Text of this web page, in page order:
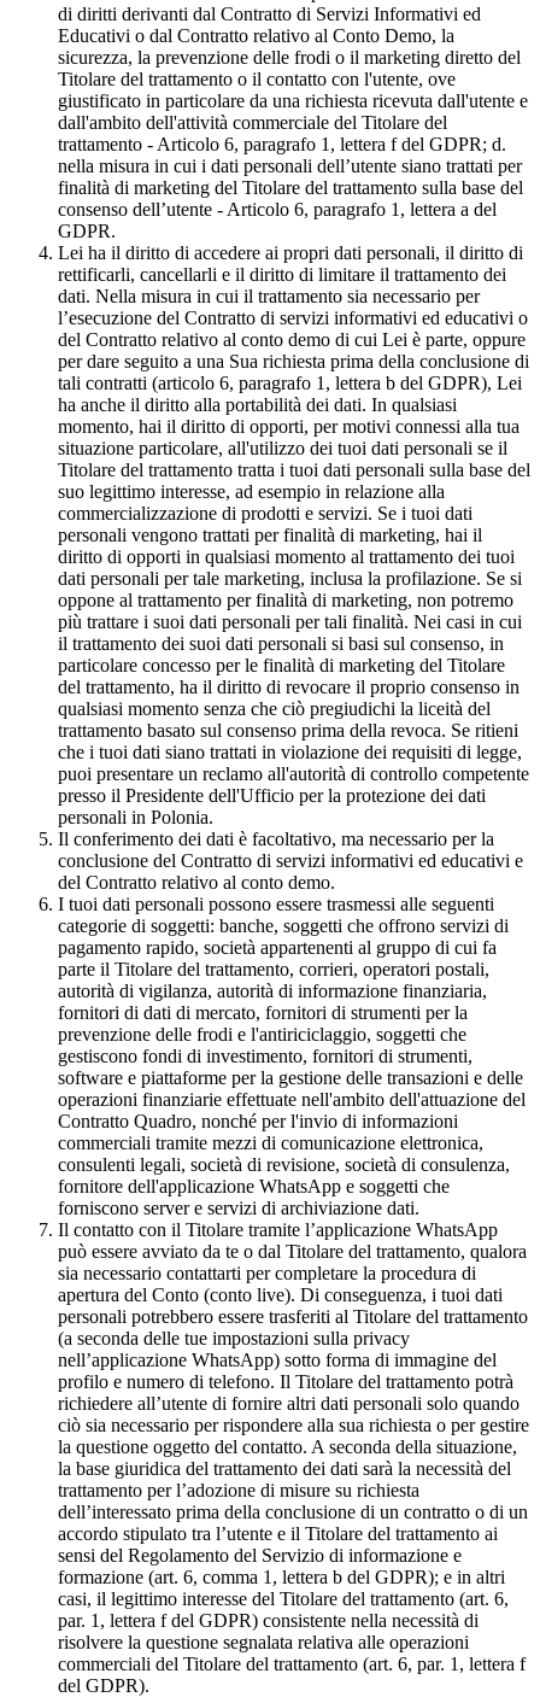
di diritti derivanti dal Contratto di Servizi Informativi ed
Educativi o dal Contratto relativo al Conto Demo, la
sicurezza, la prevenzione delle frodi o il marketing diretto del
Titolare del trattamento o il contatto con l'utente, ove
giustificato in particolare da una richiesta ricevuta dall'utente e
dall'ambito dell'attività commerciale del Titolare del
trattamento - Articolo 6, paragrafo 1, lettera f del GDPR; d.
nella misura in cui i dati personali dell’utente siano trattati per
finalità di marketing del Titolare del trattamento sulla base del
consenso dell’utente - Articolo 6, paragrafo 1, lettera a del
GDPR.
Lei ha il diritto di accedere ai propri dati personali, il diritto di
rettificarli, cancellarli e il diritto di limitare il trattamento dei
dati. Nella misura in cui il trattamento sia necessario per
l’esecuzione del Contratto di servizi informativi ed educativi o
del Contratto relativo al conto demo di cui Lei è parte, oppure
per dare seguito a una Sua richiesta prima della conclusione di
tali contratti (articolo 6, paragrafo 1, lettera b del GDPR), Lei
ha anche il diritto alla portabilità dei dati. In qualsiasi
momento, hai il diritto di opporti, per motivi connessi alla tua
situazione particolare, all'utilizzo dei tuoi dati personali se il
Titolare del trattamento tratta i tuoi dati personali sulla base del
suo legittimo interesse, ad esempio in relazione alla
commercializzazione di prodotti e servizi. Se i tuoi dati
personali vengono trattati per finalità di marketing, hai il
diritto di opporti in qualsiasi momento al trattamento dei tuoi
dati personali per tale marketing, inclusa la profilazione. Se si
oppone al trattamento per finalità di marketing, non potremo
più trattare i suoi dati personali per tali finalità. Nei casi in cui
il trattamento dei suoi dati personali si basi sul consenso, in
particolare concesso per le finalità di marketing del Titolare
del trattamento, ha il diritto di revocare il proprio consenso in
qualsiasi momento senza che ciò pregiudichi la liceità del
trattamento basato sul consenso prima della revoca. Se ritieni
che i tuoi dati siano trattati in violazione dei requisiti di legge,
puoi presentare un reclamo all'autorità di controllo competente
presso il Presidente dell'Ufficio per la protezione dei dati
personali in Polonia.
Il conferimento dei dati è facoltativo, ma necessario per la
conclusione del Contratto di servizi informativi ed educativi e
del Contratto relativo al conto demo.
I tuoi dati personali possono essere trasmessi alle seguenti
categorie di soggetti: banche, soggetti che offrono servizi di
pagamento rapido, società appartenenti al gruppo di cui fa
parte il Titolare del trattamento, corrieri, operatori postali,
autorità di vigilanza, autorità di informazione finanziaria,
fornitori di dati di mercato, fornitori di strumenti per la
prevenzione delle frodi e l'antiriciclaggio, soggetti che
gestiscono fondi di investimento, fornitori di strumenti,
software e piattaforme per la gestione delle transazioni e delle
operazioni finanziarie effettuate nell'ambito dell'attuazione del
Contratto Quadro, nonché per l'invio di informazioni
commerciali tramite mezzi di comunicazione elettronica,
consulenti legali, società di revisione, società di consulenza,
fornitore dell'applicazione WhatsApp e soggetti che
forniscono server e servizi di archiviazione dati.
Il contatto con il Titolare tramite l’applicazione WhatsApp
può essere avviato da te o dal Titolare del trattamento, qualora
sia necessario contattarti per completare la procedura di
apertura del Conto (conto live). Di conseguenza, i tuoi dati
personali potrebbero essere trasferiti al Titolare del trattamento
(a seconda delle tue impostazioni sulla privacy
nell’applicazione WhatsApp) sotto forma di immagine del
profilo e numero di telefono. Il Titolare del trattamento potrà
richiedere all’utente di fornire altri dati personali solo quando
ciò sia necessario per rispondere alla sua richiesta o per gestire
la questione oggetto del contatto. A seconda della situazione,
la base giuridica del trattamento dei dati sarà la necessità del
trattamento per l’adozione di misure su richiesta
dell’interessato prima della conclusione di un contratto o di un
accordo stipulato tra l’utente e il Titolare del trattamento ai
sensi del Regolamento del Servizio di informazione e
formazione (art. 6, comma 1, lettera b del GDPR); e in altri
casi, il legittimo interesse del Titolare del trattamento (art. 6,
par. 1, lettera f del GDPR) consistente nella necessità di
risolvere la questione segnalata relativa alle operazioni
commerciali del Titolare del trattamento (art. 6, par. 1, lettera f
del GDPR).